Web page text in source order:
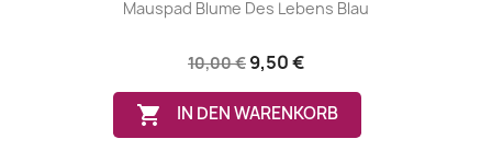
Mauspad Blume Des Lebens Blau
10,00 € 9,50 €
 IN DEN WARENKORB